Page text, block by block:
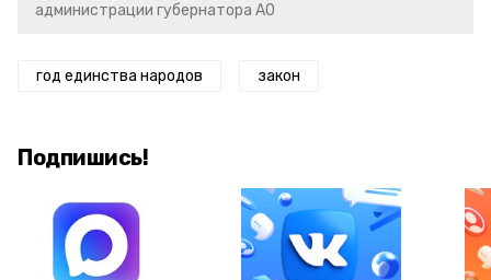
администрации губернатора АО
год единства народов закон
Подпишись!